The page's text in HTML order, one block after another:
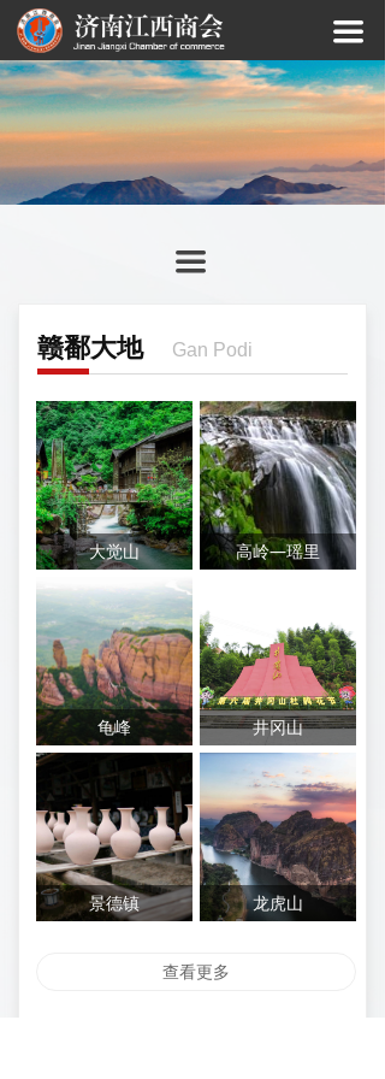
끀
赣鄱大地 Gan Podi
大觉山 高岭—瑶里
龟峰 井冈山
景德镇 龙虎山
查看更多
끀